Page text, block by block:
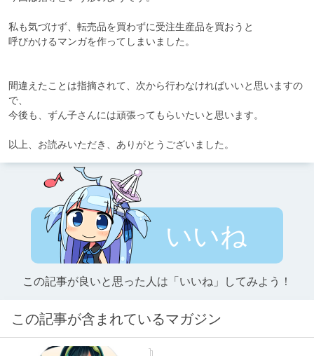
私も気づけず、転売品を買わずに受注生産品を買おうと
呼びかけるマンガを作ってしまいました。
間違えたことは指摘されて、次から行わなければいいと思いますの
で、
今後も、ずん子さんには頑張ってもらいたいと思います。
いいね
この記事が良いと思った人は「いいね」してみよう！
この記事が含まれているマガジン